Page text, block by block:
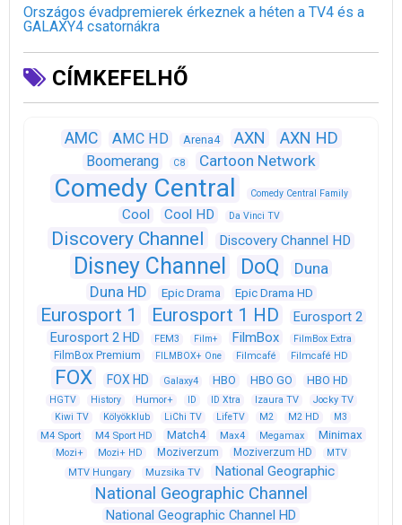
Országos évadpremierek érkeznek a héten a TV4 és a
GALAXY4 csatornákra
CÍMKEFELHŐ
AMC AMC HD Arena4 AXN AXN HD
Boomerang C8 Cartoon Network
Comedy Central Comedy Central Family
Cool Cool HD Da Vinci TV
Discovery Channel Discovery Channel HD
Disney Channel DoQ
Duna
Duna HD
Epic Drama Epic Drama HD
Eurosport 1 Eurosport 1 HD
Eurosport 2
Eurosport 2 HD
FEM3 Film+ FilmBox FilmBox Extra
FilmBox Premium FILMBOX+ One Filmcafé Filmcafé HD
FOX FOX HD Galaxy4 HBO HBO GO HBO HD
HGTV History Humor+ ID ID Xtra Izaura TV
Jocky TV
Kiwi TV
Kölyökklub LiChi TV LifeTV M2 M2 HD M3
M4 Sport M4 Sport HD Match4 Max4 Megamax Minimax
Mozi+ Mozi+ HD Moziverzum Moziverzum HD
MTV
MTV Hungary
Muzsika TV National Geographic
National Geographic Channel
National Geographic Channel HD